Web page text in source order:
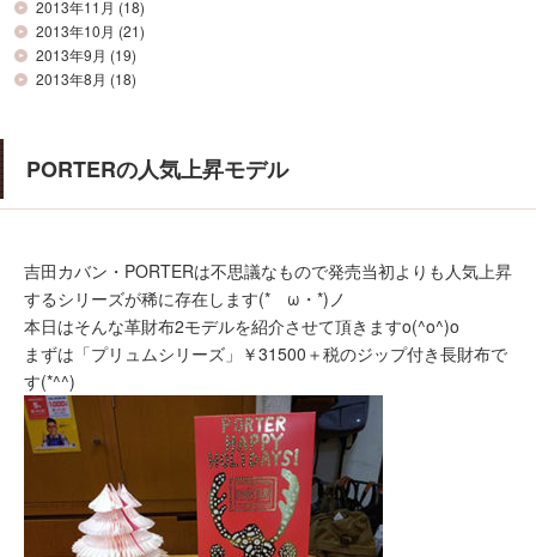
2013年11月 (18)
2013年10月 (21)
2013年9月 (19)
2013年8月 (18)
PORTERの人気上昇モデル
吉田カバン・PORTERは不思議なもので発売当初よりも人気上昇
するシリーズが稀に存在します(*ゝω・*)ノ
本日はそんな革財布2モデルを紹介させて頂きますo(^o^)o
まずは「プリュムシリーズ」￥31500＋税のジップ付き長財布で
す(*^^)